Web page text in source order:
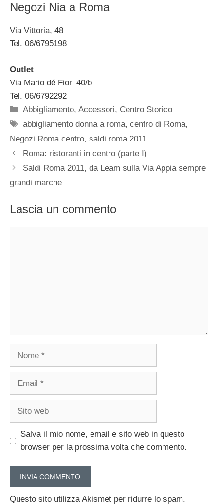
Negozi Nia a Roma
Via Vittoria, 48
Tel. 06/6795198
Outlet
Via Mario dé Fiori 40/b
Tel. 06/6792292
Categorie
Abbigliamento,Accessori, Centro Storico
Tag
abbigliamento donna a roma,centro di Roma,
Negozi Roma centro, saldi roma 2011
Roma: ristoranti in centro (parte I)
Saldi Roma 2011, da Leam sulla Via Appia sempre
grandi marche
Lascia un commento
Nome
Email
Sito
Salva il mio nome, email e sito web in questo
browser per la prossima volta che commento.
Questo sito utilizza Akismet per ridurre lo spam.